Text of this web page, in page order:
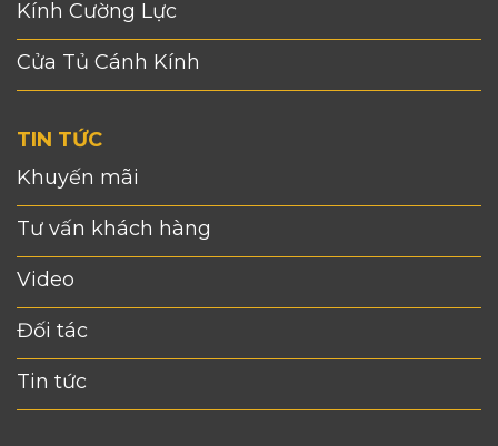
Kính Cường Lực
Cửa Tủ Cánh Kính
TIN TỨC
Khuyến mãi
Tư vấn khách hàng
Video
Đối tác
Tin tức